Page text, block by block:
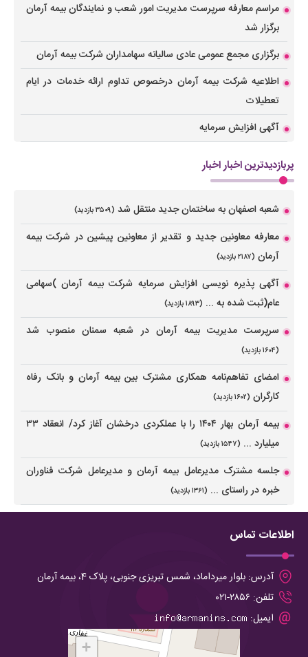
مراسم معارفه سرپرست مدیریت امور شعب و نمایندگان بیمه آرمان
برگزار شد
برگزاری مجمع عمومی عادی سالیانه سهامداران شرکت بیمه آرمان
اطلاعیه شرکت بیمه آرمان درخصوص تداوم ارائه خدمات در ایام
تعطیلات
آگهی افزایش سرمایه
پربازدیدترین اخبار اخبار
شعبه اصفهان به ساختمان جدید منتقل شد (۳۵۰۹ بازدید)
معارفه معاونین جدید و تقدیر از معاونین پیشین در شرکت بیمه
آرمان (۲۱۸۷ بازدید)
آگهی پذیره نویسی افزایش سرمایه شرکت بیمه آرمان )سهامی
عام(ثبت شده به ... (۱۸۹۳ بازدید)
سرپرست مدیریت بیمه آرمان در شعبه‌ سمنان منصوب شد
(۱۶۰۴ بازدید)
امضای تفاهم‌نامه همکاری مشترک بین بیمه آرمان و بانک رفاه
کارگران (۱۶۰۲ بازدید)
بیمه آرمان بهار ۱۴۰۴ را با عملکردی درخشان آغاز کرد/ انعقاد ۳۳
میلیارد ... (۱۵۴۷ بازدید)
جلسه مشترک مدیرعامل بیمه آرمان و مدیرعامل شرکت فناوران
خبره در راستای ... (۱۳۶۱ بازدید)
اطلاعات تماس
آدرس: بلوار میرداماد، شمس تبریزی جنوبی، پلاک 4، بیمه آرمان
تلفن: ۲۸۵۶-۰۲۱
ایمیل:
+